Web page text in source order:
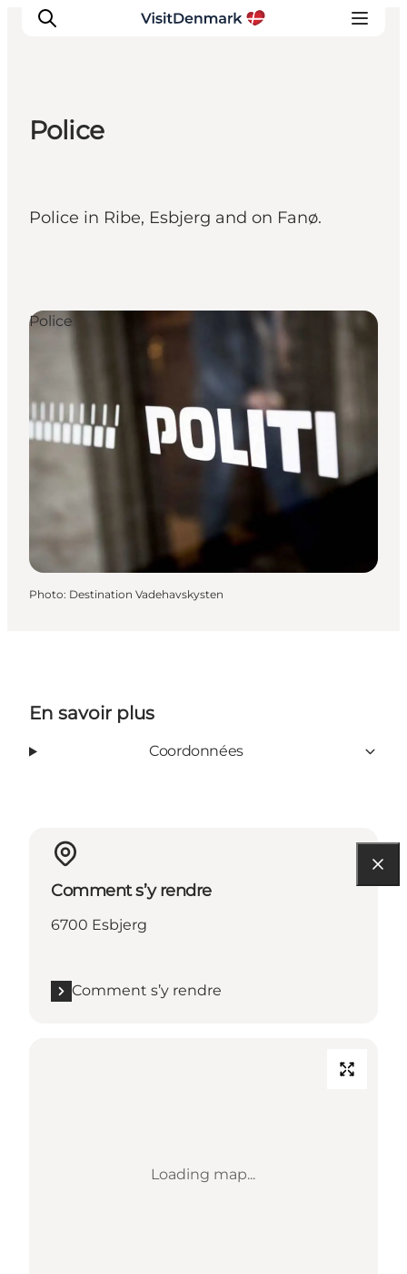
Quoi faire
Hébergements
Police
Police in Ribe, Esbjerg and on Fanø.
Police
Photo: Destination Vadehavskysten
En savoir plus
Coordonnées
Comment s’y rendre
6700 Esbjerg
Comment s’y rendre
Loading map...